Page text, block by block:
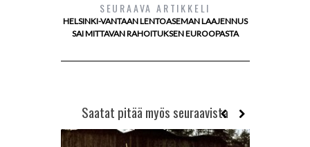
SEURAAVA ARTIKKELI
HELSINKI-VANTAAN LENTOASEMAN LAAJENNUS
SAI MITTAVAN RAHOITUKSEN EUROOPASTA
Saatat pitää myös seuraavista